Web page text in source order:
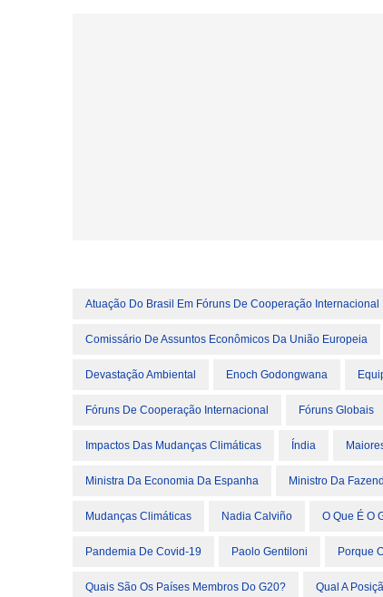
Atuação Do Brasil Em Fóruns De Cooperação Internacional
Comissário De Assuntos Econômicos Da União Europeia
Devastação Ambiental Enoch Godongwana
Fóruns De Cooperação Internacional Fóruns Globais
Impactos Das Mudanças Climáticas Índia
Ministra Da Economia Da Espanha Ministro Da
Mudanças Climáticas Nadia Calviño O Que É O
Pandemia De Covid-19 Paolo Gentiloni Porque
Quais São Os Países Membros Do G20? Qual A